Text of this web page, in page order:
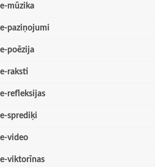
e-mūzika
e-paziņojumi
e-poēzija
e-raksti
e-refleksijas
e-sprediķi
e-video
e-viktorīnas